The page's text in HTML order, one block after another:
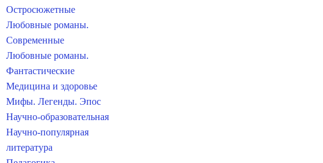
Остросюжетные
Любовные романы.
Современные
Любовные романы.
Фантастические
Медицина и здоровье
Мифы. Легенды. Эпос
Научно-образовательная
Научно-популярная
литература